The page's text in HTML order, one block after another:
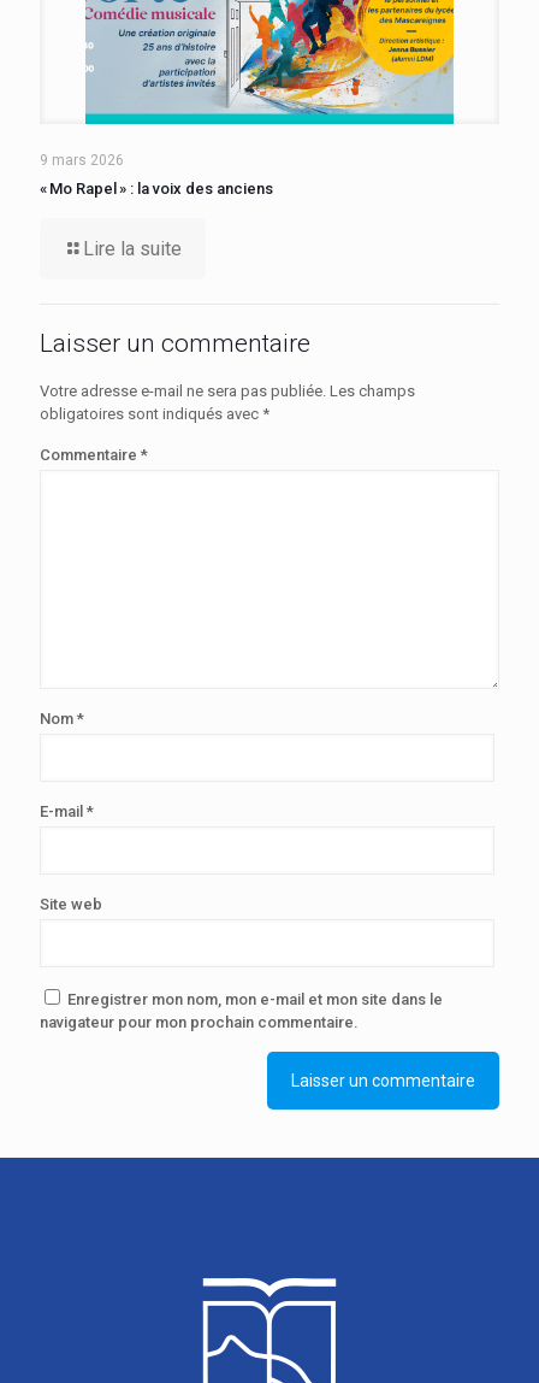
9 mars 2026
« Mo Rapel » : la voix des anciens
Lire la suite
Laisser un commentaire
Votre adresse e-mail ne sera pas publiée. Les champs
obligatoires sont indiqués avec *
Commentaire *
Nom *
E-mail *
Site web
Enregistrer mon nom, mon e-mail et mon site dans le
navigateur pour mon prochain commentaire.